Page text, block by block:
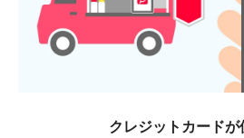
クレジットカードが